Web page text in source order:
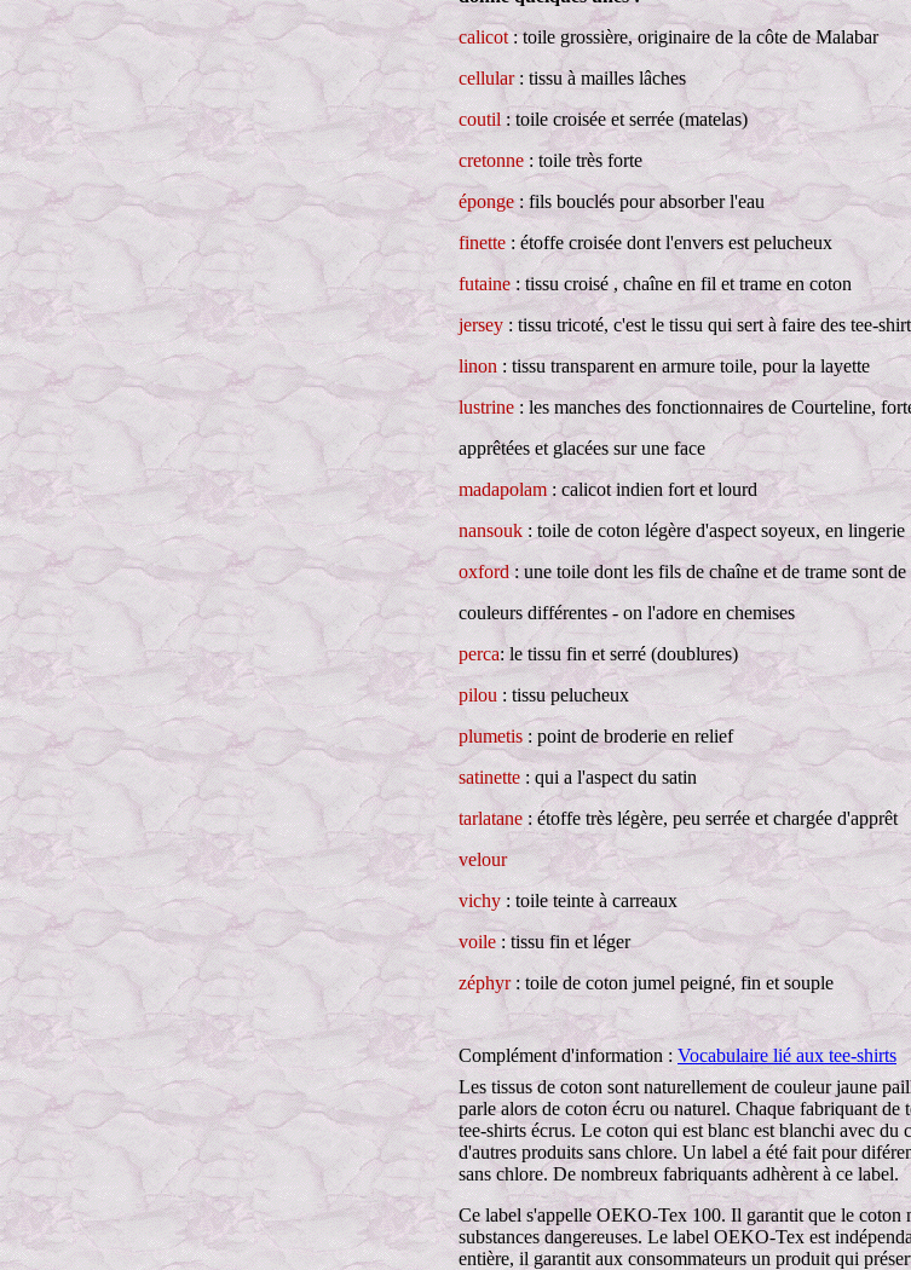
calicot: toile grossière, originaire de la côte de Malabar
cellular : tissu à mailles lâches
coutil: toile croisée et serrée (matelas)
cretonne: toile très forte
éponge: fils bouclés pour absorber l'eau
finette : étoffe croisée dont l'envers est pelucheux
futaine: tissu croisé , chaîne en fil et trame en coton
jersey : tissu tricoté, c'est le tissu qui sert à faire des tee-
linon : tissu transparent en armure toile, pour la layette
lustrine : les manches des fonctionnaires de Courteline,
apprêtées et glacées sur une face
madapolam : calicot indien fort et lourd
nansouk : toile de coton légère d'aspect soyeux, en lingerie
oxford: une toile dont les fils de chaîne et de trame sont de
couleurs différentes - on l'adore en chemises
perca: le tissu fin et serré (doublures)
pilou : tissu pelucheux
plumetis : point de broderie en relief
satinette : qui a l'aspect du satin
tarlatane : étoffe très légère, peu serrée et chargée d'apprêt
velour
vichy: toile teinte à carreaux
voile: tissu fin et léger
zéphyr: toile de coton jumel peigné, fin et souple
Complément d'information : Vocabulaire lié aux tee-shirts
Les tissus de coton sont naturellement de couleur jaune
parle alors de coton écru ou naturel. Chaque fabriquant de
tee-shirts écrus. Le coton qui est blanc est blanchi avec du
d'autres produits sans chlore. Un label a été fait pour
sans chlore. De nombreux fabriquants adhèrent à ce label.
Ce label s'appelle OEKO-Tex 100. Il garantit que le coton
substances dangereuses. Le label OEKO-Tex est
entière, il garantit aux consommateurs un produit qui